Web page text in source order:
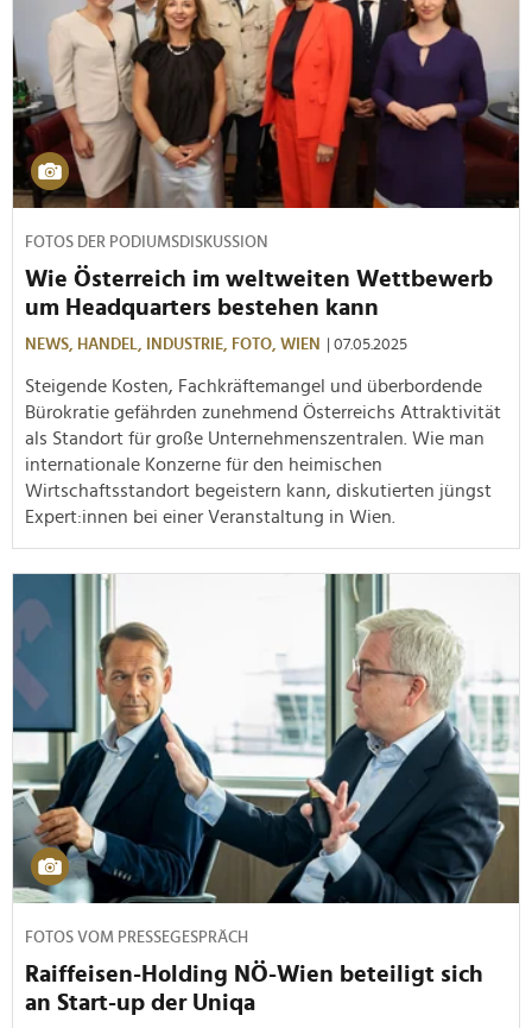
FOTOS DER PODIUMSDISKUSSION
Wie Österreich im weltweiten Wettbewerb
um Headquarters bestehen kann
NEWS, HANDEL, INDUSTRIE, FOTO, WIEN | 07.05.2025
Steigende Kosten, Fachkräftemangel und überbordende
Bürokratie gefährden zunehmend Österreichs Attraktivität
als Standort für große Unternehmenszentralen. Wie man
internationale Konzerne für den heimischen
Wirtschaftsstandort begeistern kann, diskutierten jüngst
Expert:innen bei einer Veranstaltung in Wien.
FOTOS VOM PRESSEGESPRÄCH
Raiffeisen-Holding NÖ-Wien beteiligt sich
an Start-up der Uniqa